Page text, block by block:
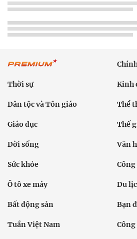
Thời sự Kinh
Dân tộc và Tôn giáo Thể
Giáo dục Thế
Đời sống Văn
Sức khỏe
Ô tô xe máy Du
Bất động sản Bạn
Tuần Việt Nam